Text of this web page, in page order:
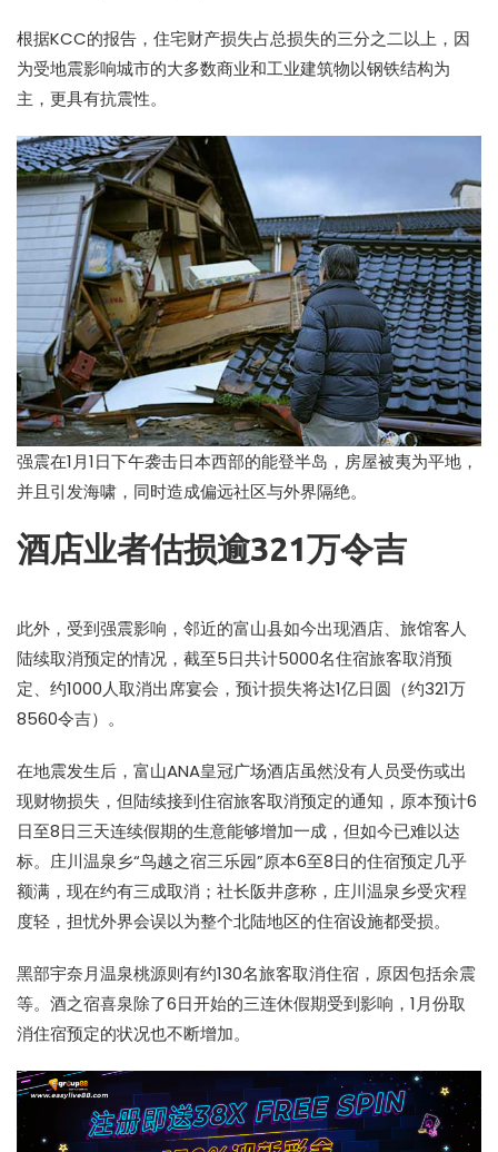
根据KCC的报告，住宅财产损失占总损失的三分之二以上，因
为受地震影响城市的大多数商业和工业建筑物以钢铁结构为
主，更具有抗震性。
强震在1月1日下午袭击日本西部的能登半岛，房屋被夷为平地，
并且引发海啸，同时造成偏远社区与外界隔绝。
酒店业者估损逾321万令吉
此外，受到强震影响，邻近的富山县如今出现酒店、旅馆客人
陆续取消预定的情况，截至5日共计5000名住宿旅客取消预
定、约1000人取消出席宴会，预计损失将达1亿日圆（约321万
8560令吉）。
在地震发生后，富山ANA皇冠广场酒店虽然没有人员受伤或出
现财物损失，但陆续接到住宿旅客取消预定的通知，原本预计6
日至8日三天连续假期的生意能够增加一成，但如今已难以达
标。庄川温泉乡“鸟越之宿三乐园”原本6至8日的住宿预定几乎
额满，现在约有三成取消；社长阪井彦称，庄川温泉乡受灾程
度轻，担忧外界会误以为整个北陆地区的住宿设施都受损。
黑部宇奈月温泉桃源则有约130名旅客取消住宿，原因包括余震
等。酒之宿喜泉除了6日开始的三连休假期受到影响，1月份取
消住宿预定的状况也不断增加。